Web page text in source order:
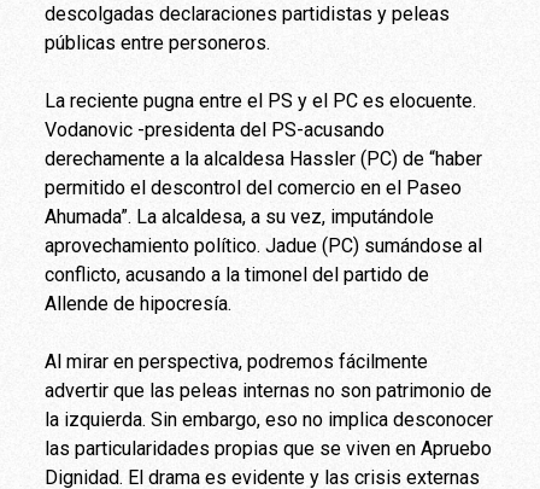
descolgadas declaraciones partidistas y peleas
públicas entre personeros.
La reciente pugna entre el PS y el PC es elocuente.
Vodanovic -presidenta del PS-acusando
derechamente a la alcaldesa Hassler (PC) de “haber
permitido el descontrol del comercio en el Paseo
Ahumada”. La alcaldesa, a su vez, imputándole
aprovechamiento político. Jadue (PC) sumándose al
conflicto, acusando a la timonel del partido de
Allende de hipocresía.
Al mirar en perspectiva, podremos fácilmente
advertir que las peleas internas no son patrimonio de
la izquierda. Sin embargo, eso no implica desconocer
las particularidades propias que se viven en Apruebo
Dignidad. El drama es evidente y las crisis externas